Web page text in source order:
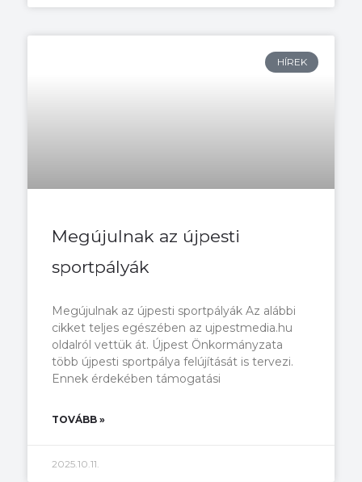
HÍREK
Megújulnak az újpesti
sportpályák
Megújulnak az újpesti sportpályák Az alábbi
cikket teljes egészében az ujpestmedia.hu
oldalról vettük át. Újpest Önkormányzata
több újpesti sportpálya felújítását is tervezi.
Ennek érdekében támogatási
TOVÁBB »
2025.10.11.